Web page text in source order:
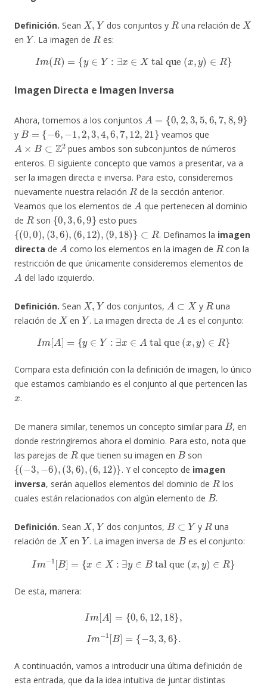
Definición. Sean
X,Y
dos conjuntos y
R
una relación de
X
en
Y
. La imagen de
R
es:
Im ={y∈Y: ∃ x∈ X tal que(x ,y) ∈R }
Imagen Directa e Imagen Inversa
Ahora, tomemos a los conjuntos
A ,2 3, 5, 6,7 ,8 ,9 }
y
B={−6,−1,2,3 4 ,6,7,12,21}
veamos que
A×B ⊂Z
pues ambos son subconjuntos de números
enteros. El siguiente concepto que vamos a presentar, va a
ser la imagen directa e inversa. Para esto, consideremos
nuevamente nuestra relación
R
de la sección anterior.
Veamos que los elementos de
A
que pertenecen al dominio
de
R
son
{0 ,3,6,9}
esto pues
{(0,0),(3,6),(6,12),(9,18 }⊂R
. Definamos la imagen
directa de
A
como los elementos en la imagen de
R
con la
restricción de que únicamente consideremos elementos de
A
del lado izquierdo.
Definición. Sean
X,Y
dos conjuntos,
A
y
R
una
relación de
X
en
Y
. La imagen directa de
A
es el conjunto:
I m ={ y∈Y ∃x∈A tal que(x,y ∈R}
Compara esta definición con la definición de imagen, lo único
que estamos cambiando es el conjunto al que pertencen las
x
.
De manera similar, tenemos un concepto similar para
B
, en
donde restringiremos ahora el dominio. Para esto, nota que
las parejas de
R
que tienen su imagen en
B
son
{(− 3,−6),( 3,6),(6,12)}
. Y el concepto de imagen
inversa, serán aquellos elementos del dominio de
R
los
cuales están relacionados con algún elemento de
B
.
Definición. Sean
X,Y
dos conjuntos,
B⊂
y
R
una
relación de
X
en
Y
. La imagen inversa de
B
es el conjunto:
Im−1 ]= x∈X ∃y B tal que x ∈ R}
De esta, manera:
Im [A 0,6,12,18 },
m−1[B {− 3, 3,6 }.
A continuación, vamos a introducir una última definición de
esta entrada, que da la idea intuitiva de juntar distintas